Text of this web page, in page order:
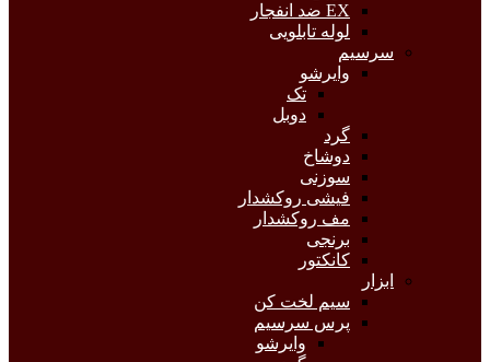
EX ضد انفجار
لوله تابلویی
سرسیم
وایرشو
تک
دوبل
گرد
دوشاخ
سوزنی
فیشی روکشدار
مف روکشدار
برنجی
کانکتور
ابزار
سیم لخت کن
پرس سرسیم
وایرشو